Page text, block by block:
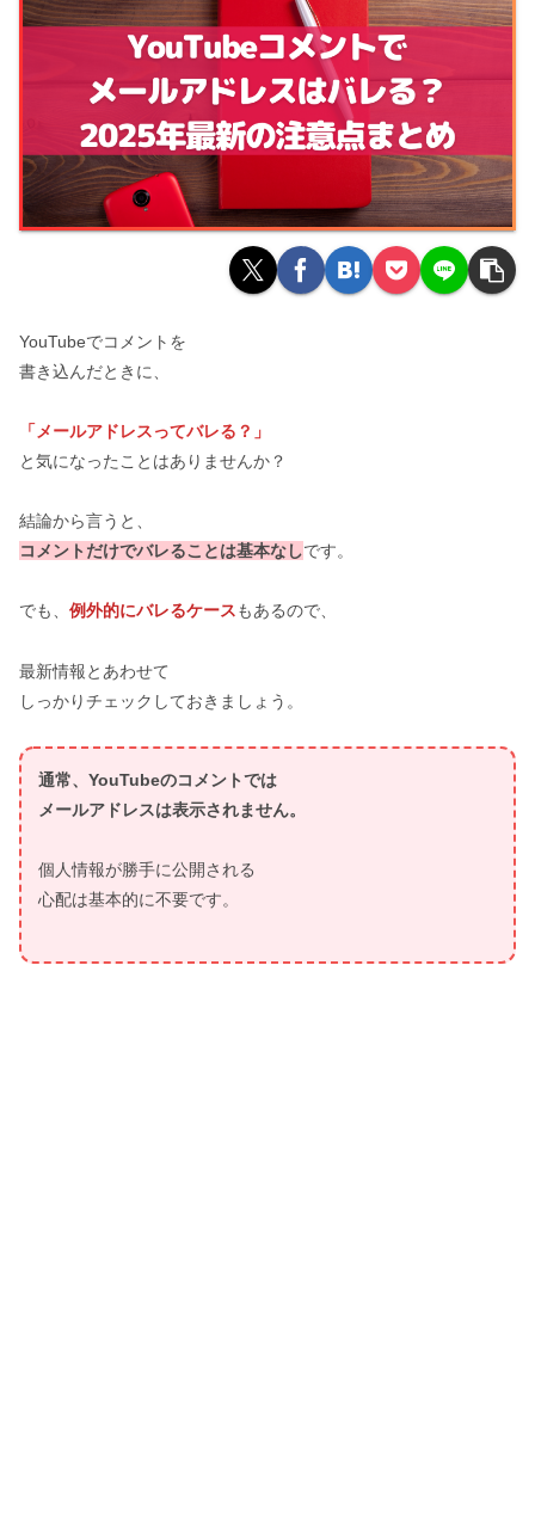
YouTubeでコメントを
書き込んだときに、
「メールアドレスってバレる？」
と気になったことはありませんか？
結論から言うと、
コメントだけでバレることは基本なしです。
でも、 例外的にバレるケースもあるので、
最新情報とあわせて
しっかりチェックしておきましょう。
通常、YouTubeのコメントでは
メールアドレスは表示されません。
個人情報が勝手に公開される
心配は基本的に不要です。